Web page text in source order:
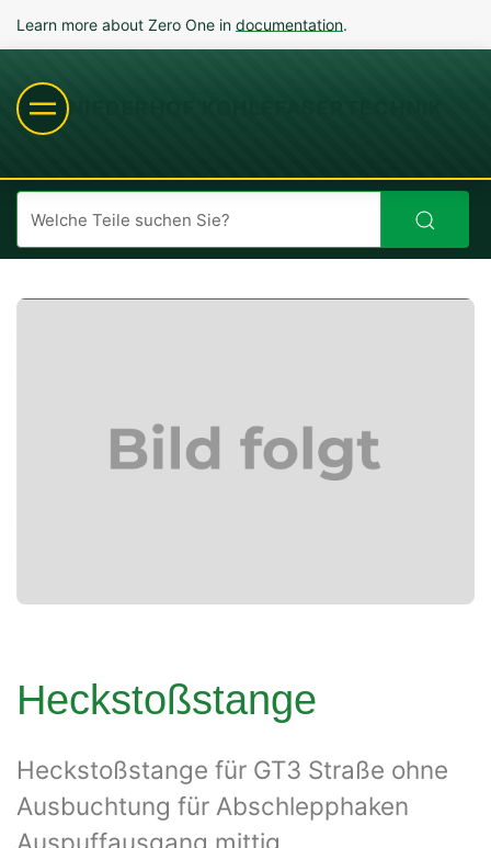
Learn more about Zero One in documentation.
Heckstoßstange
Heckstoßstange für GT3 Straße ohne
Ausbuchtung für Abschlepphaken
Auspuffausgang mittig